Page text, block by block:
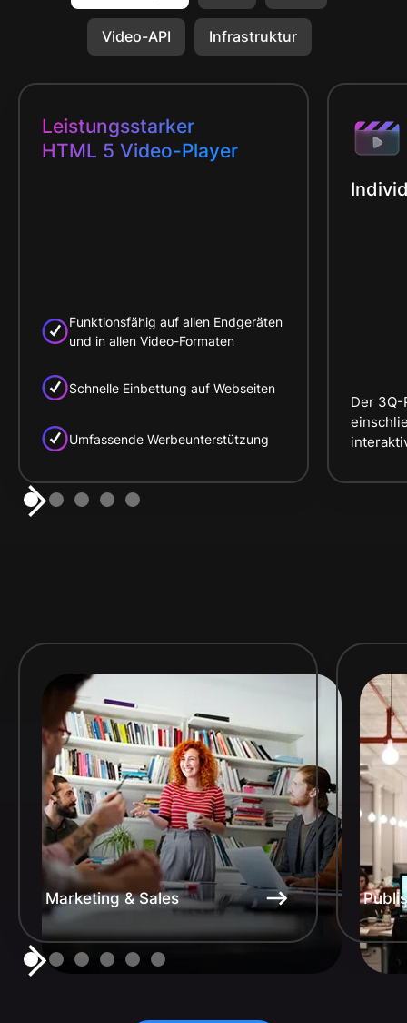
Video-API Infrastruktur
Leistungsstarker
HTML 5 Video-Player
Funktionsfähig auf allen Endgeräten
und in allen Video-Formaten
Schnelle Einbettung auf Webseiten
Umfassende Werbeunterstützung
Der 3Q-
Marketing & Sales